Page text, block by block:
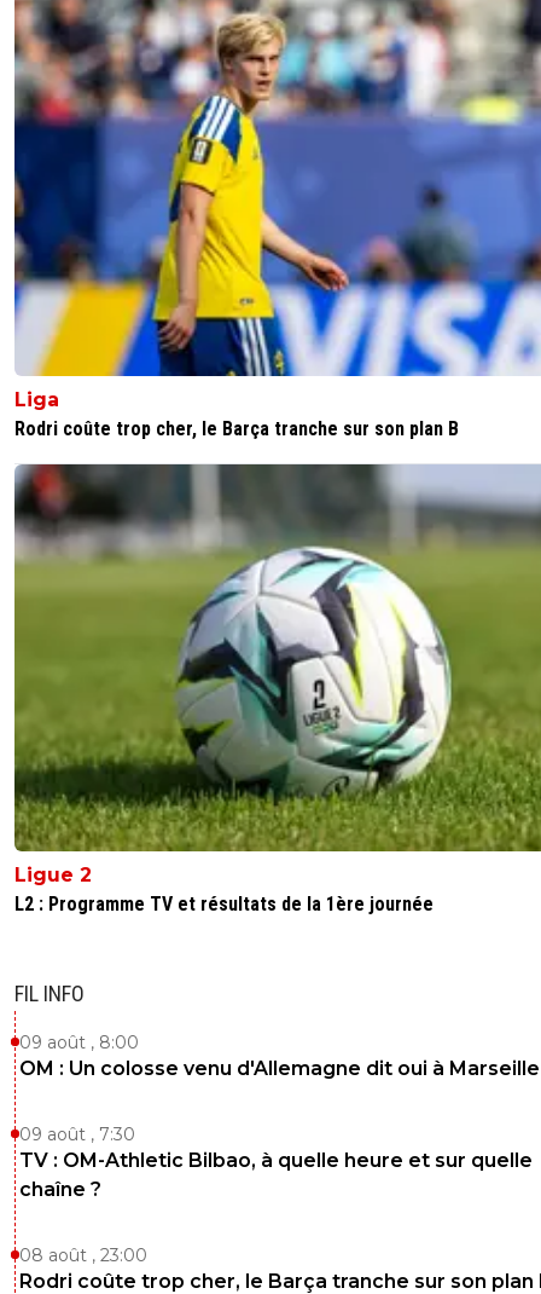
Liga
Rodri coûte trop cher, le Barça tranche sur son plan B
Ligue 2
L2 : Programme TV et résultats de la 1ère journée
FIL INFO
09 août , 8:00
OM : Un colosse venu d'Allemagne dit oui à Marseille
09 août , 7:30
TV : OM-Athletic Bilbao, à quelle heure et sur quelle
chaîne ?
08 août , 23:00
Rodri coûte trop cher, le Barça tranche sur son plan